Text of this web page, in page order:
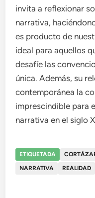
invita a reflexionar
narrativa,
es producto de
ideal para aquellos
desafíe las
única. Además, su
contemporánea la
imprescindible para
narrativa en el siglo
ETIQUETADA
NARRATIVA
REALIDAD